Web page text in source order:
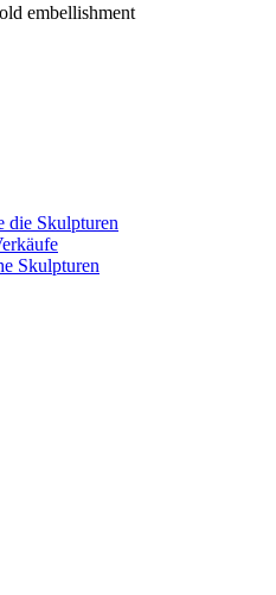
embellishment
die Skulpturen
Skulpturen